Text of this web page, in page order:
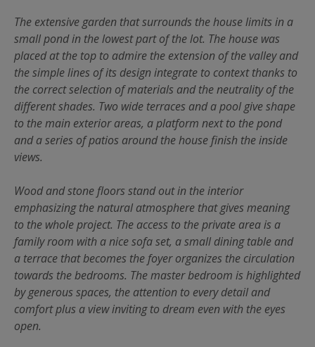
The extensive garden that surrounds the house limits in a
small pond in the lowest part of the lot. The house was
placed at the top to admire the extension of the valley and
the simple lines of its design integrate to context thanks to
the correct selection of materials and the neutrality of the
different shades. Two wide terraces and a pool give shape
to the main exterior areas, a platform next to the pond
and a series of patios around the house finish the inside
views.
Wood and stone floors stand out in the interior
emphasizing the natural atmosphere that gives meaning
to the whole project. The access to the private area is a
family room with a nice sofa set, a small dining table and
a terrace that becomes the foyer organizes the circulation
towards the bedrooms. The master bedroom is highlighted
by generous spaces, the attention to every detail and
comfort plus a view inviting to dream even with the eyes
open.